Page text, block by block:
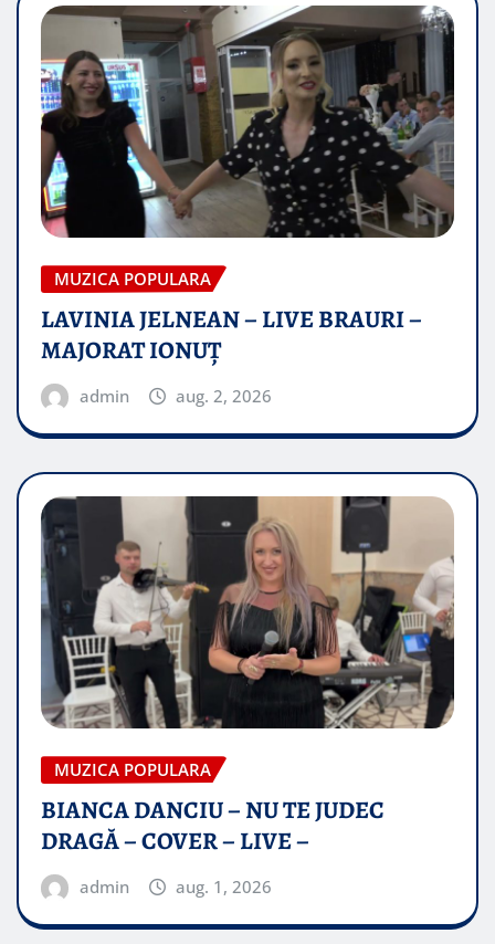
MUZICA POPULARA
LAVINIA JELNEAN – LIVE BRAURI –
MAJORAT IONUŢ
admin aug. 2, 2026
MUZICA POPULARA
BIANCA DANCIU – NU TE JUDEC
DRAGĂ – COVER – LIVE –
admin aug. 1, 2026